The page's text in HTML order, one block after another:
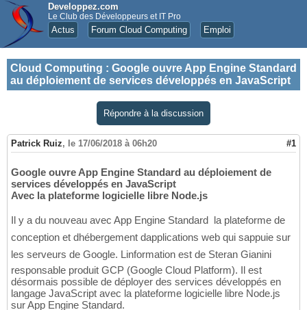
Developpez.com
Le Club des Développeurs et IT Pro
Actus Forum Cloud Computing Emploi
Cloud Computing : Google ouvre App Engine Standard
au déploiement de services développés en JavaScript
Répondre à la discussion
Patrick Ruiz, le 17/06/2018 à 06h20 #1
Google ouvre App Engine Standard au déploiement de
services développés en JavaScript
Avec la plateforme logicielle libre Node.js
Il y a du nouveau avec App Engine Standard  la plateforme de
conception et dhébergement dapplications web qui sappuie sur
les serveurs de Google. Linformation est de Steran Gianini 
responsable produit GCP (Google Cloud Platform). Il est
désormais possible de déployer des services développés en
langage JavaScript avec la plateforme logicielle libre Node.js
sur App Engine Standard.